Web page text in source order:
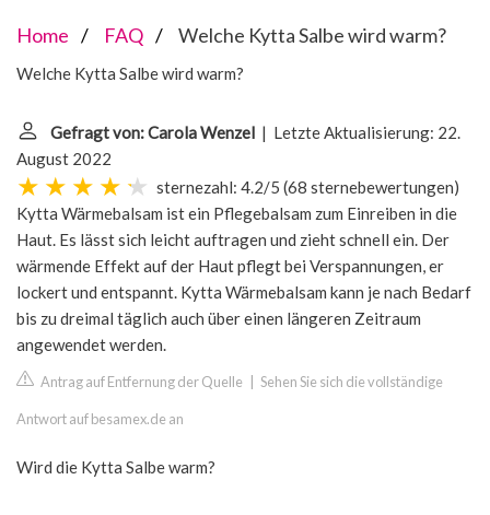
Home FAQ Welche Kytta Salbe wird warm?
Welche Kytta Salbe wird warm?
Gefragt von: Carola Wenzel | Letzte Aktualisierung: 22.
August 2022
sternezahl: 4.2/5 (68 sternebewertungen)
Kytta Wärmebalsam ist ein Pflegebalsam zum Einreiben in die
Haut. Es lässt sich leicht auftragen und zieht schnell ein. Der
wärmende Effekt auf der Haut pflegt bei Verspannungen, er
lockert und entspannt. Kytta Wärmebalsam kann je nach Bedarf
bis zu dreimal täglich auch über einen längeren Zeitraum
angewendet werden.
Antrag auf Entfernung der Quelle Sehen Sie sich die vollständige
Antwort auf besamex.de an
Wird die Kytta Salbe warm?